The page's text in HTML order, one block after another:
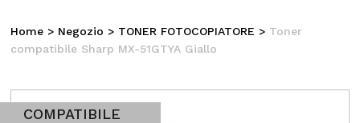
Home > Negozio > TONER FOTOCOPIATORE > Toner
compatibile Sharp MX-51GTYA Giallo
COMPATIBILE